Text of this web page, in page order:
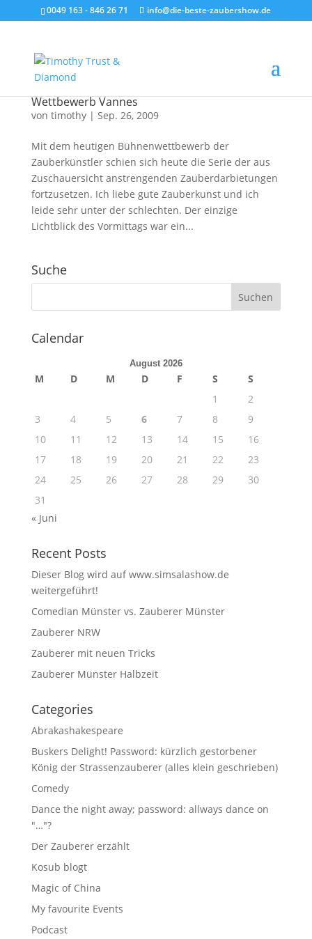
0049 163 - 846 26 71 info@die-beste-zaubershow.de
Wettbewerb Vannes
von timothy| Sep. 26, 2009
Mit dem heutigen Bühnenwettbewerb der
Zauberkünstler schien sich heute die Serie der aus
Zuschauersicht anstrengenden Zauberdarbietungen
fortzusetzen. Ich liebe gute Zauberkunst und ich
leide sehr unter der schlechten. Der einzige
Lichtblick des Vormittags war ein...
Suche
Calendar
August 2026
M D M D F S
S
1
2
3
4 5 6 7 8
9
10
11 12 13 14 15
16
17
18 19 20 21 22
23
24
25 26 27 28 29
30
31
« Juni
Recent Posts
Dieser Blog wird auf www.simsalashow.de
weitergeführt!
Comedian Münster vs. Zauberer Münster
Zauberer NRW
Zauberer mit neuen Tricks
Zauberer Münster Halbzeit
Categories
Abrakashakespeare
Buskers Delight! Password: kürzlich gestorbener
König der Strassenzauberer (alles klein geschrieben)
Comedy
Dance the night away; password: allways dance on
"…"?
Der Zauberer erzählt
Kosub blogt
Magic of China
My favourite Events
Podcast